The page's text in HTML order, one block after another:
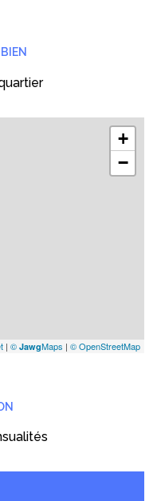
+
−
| © JawgMaps | © OpenStreetMap